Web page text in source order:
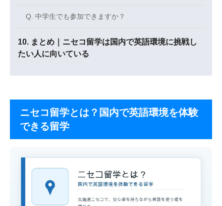
Q. 中学生でも参加できますか？
まとめ｜ニセコ留学は国内で英語環境に挑戦し
たい人に向いている
ニセコ留学とは？国内で英語環境を体験
できる留学